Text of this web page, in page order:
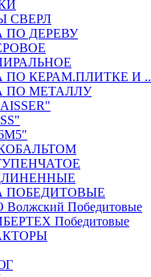
СВЕРЛ
ПО ДЕРЕВУ
ПО КЕРАМ.ПЛИТКЕ И ..
ПО МЕТАЛЛУ
ПОБЕДИТОВЫЕ
Волжский Победитовые
Победитовые